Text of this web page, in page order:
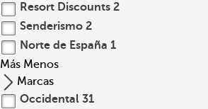
Resort Discounts 2
Senderismo 2
Norte de España 1
Más Menos
Marcas
Occidental 31